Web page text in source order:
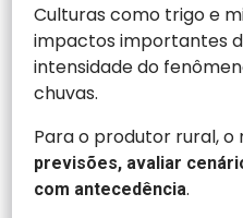
Culturas como trigo e
impactos importantes
intensidade do
chuvas.
Para o produtor rural,
previsões, avaliar
com antecedência.